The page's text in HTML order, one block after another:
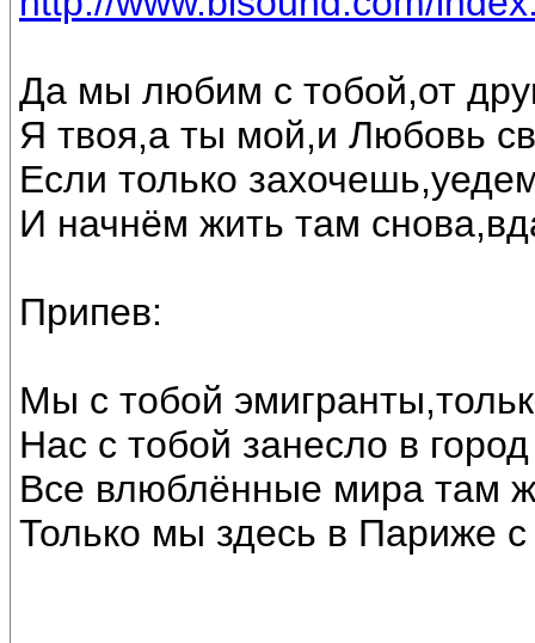
Да мы любим с тобой,от
Я твоя,а ты мой,и Любовь
Если только
И начнём жить там
Припев:
Мы с тобой
Нас с тобой занесло в
Все влюблённые мира там
Только мы здесь в Париже с